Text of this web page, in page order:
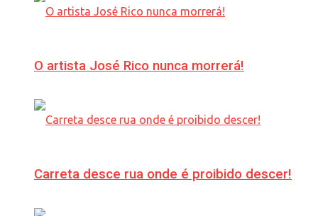
O artista José Rico nunca morrerá!
Carreta desce rua onde é proibido descer!